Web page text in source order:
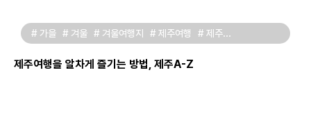
# 가을 # 겨울 # 겨울여행지 # 제주여행
# 제주
# 제주가볼만한곳
제주여행을 알차게 즐기는 방법, 제주A-Z